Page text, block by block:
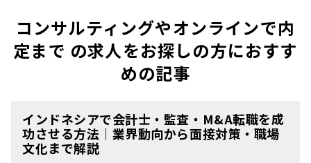
コンサルティングやオンラインで内
定まで の求人をお探しの方におすす
めの記事
インドネシアで会計士・監査・M&A転職を成
功させる方法｜業界動向から面接対策・職場
文化まで解説